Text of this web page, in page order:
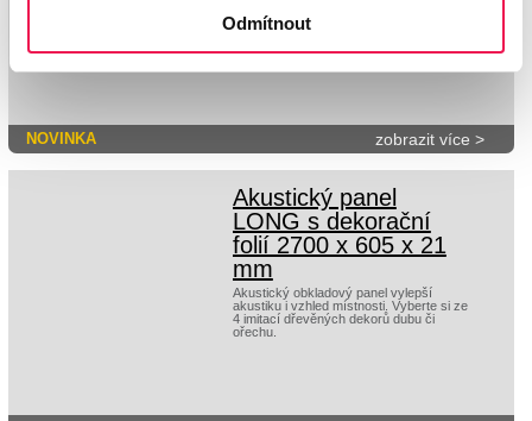
Odmítnout
barev na tlumící PET podložce.
NOVINKA zobrazit více >
Akustický panel
LONG s dekorační
folií 2700 x 605 x 21
mm
Akustický obkladový panel vylepší
akustiku i vzhled místnosti. Vyberte si ze
4 imitací dřevěných dekorů dubu či
ořechu.